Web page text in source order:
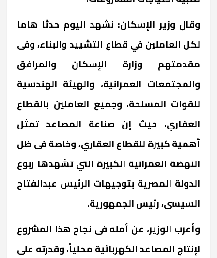
وقال وزير الإسكان: نشهد اليوم حدثا هاما
لكل العاملين في قطاع التشييد والبناء، وفى
مقدمتهم وزارة الإسكان والمرافق
والمجتمعات العمرانية، والهيئة الهندسية
للقوات المسلحة، وجميع العاملين بالقطاع
العقاري، حيث إن صناعة المصاعد تمثل
أهمية كبيرة للقطاع العقاري، وخاصة فى ظل
النهضة العمرانية الكبيرة التي تشهدها ربوع
الدولة المصرية بتوجيهات الرئيس عبدالفتاح
السيسى، رئيس الجمهورية.
وأعرب الوزير، عن أمله فى نجاح هذا المشروع
لإنتاج المصاعد الكهربائية محلياً، وقدرته على